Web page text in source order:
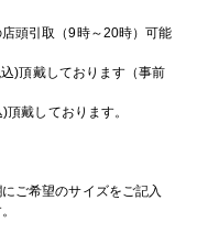
頭引取（9時～20時）可能
)頂戴しております（事前
戴しております。
ご希望のサイズをご記入